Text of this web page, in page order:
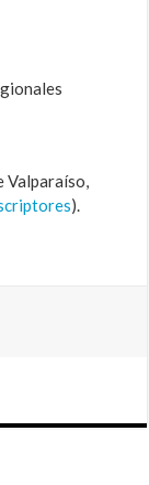
Valparaíso,
).